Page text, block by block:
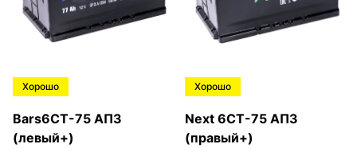
Хорошо
Bars6СТ-75 АПЗ
(левый+)
Хорошо
Next 6СТ-75 АПЗ
(правый+)